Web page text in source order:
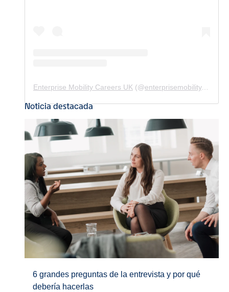
Enterprise Mobility Careers UK (@enterprisemobility.careers.uk
Noticia destacada
6 grandes preguntas de la entrevista y por qué
debería hacerlas